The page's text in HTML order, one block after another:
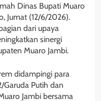
Dinas Bupati Muaro
Jumat (12/6/2026).
dari upaya
sinergi
Muaro Jambi.
didampingi para
Garuda Putih dan
Jambi bersama